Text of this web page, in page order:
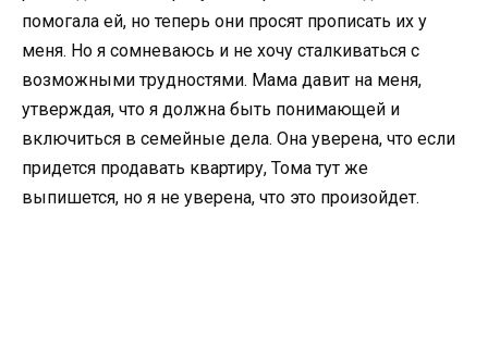
помогала ей, но теперь они просят прописать их у
меня. Но я сомневаюсь и не хочу сталкиваться с
возможными трудностями. Мама давит на меня,
утверждая, что я должна быть понимающей и
включиться в семейные дела. Она уверена, что если
придется продавать квартиру, Тома тут же
выпишется, но я не уверена, что это произойдет.